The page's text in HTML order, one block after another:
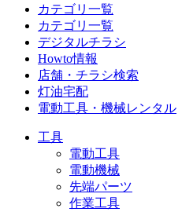
カテゴリ一覧
カテゴリ一覧
デジタルチラシ
Howto情報
店舗・チラシ検索
灯油宅配
電動工具・機械レンタル
工具
電動工具
電動機械
先端パーツ
作業工具